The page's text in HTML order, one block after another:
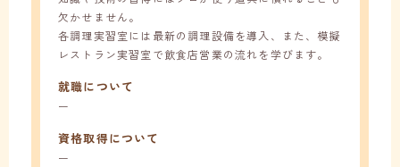
欠かせません。
各調理実習室には最新の調理設備を導入、また、模擬
レストラン実習室で飲食店営業の流れを学びます。
就職について
ー
資格取得について
ー